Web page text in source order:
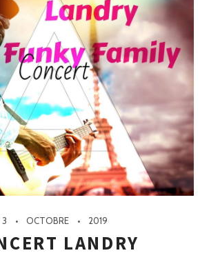
3 OCTOBRE 2019
LANDRY